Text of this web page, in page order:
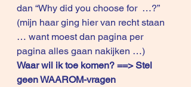
dan “Why did you choose for  …?”
(mijn haar ging hier van recht staan
… want moest dan pagina per
pagina alles gaan nakijken …)
Waar wil ik toe komen? ==> Stel
geen WAAROM-vragen